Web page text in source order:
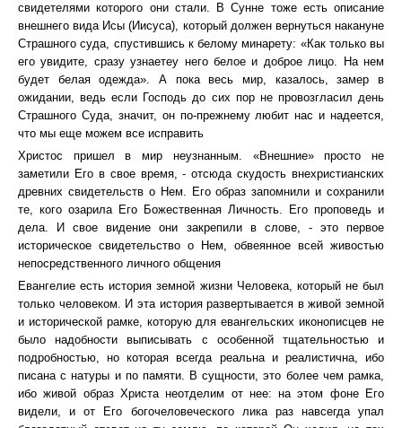
свидетелями которого они стали. В Сунне тоже есть описание
внешнего вида Исы (Иисуса), который должен вернуться накануне
Страшного суда, спустившись к белому минарету: «Как только вы
его увидите, сразу узнаетеу него белое и доброе лицо. На нем
будет белая одежда». А пока весь мир, казалось, замер в
ожидании, ведь если Господь до сих пор не провозгласил день
Страшного Суда, значит, он по-прежнему любит нас и надеется,
что мы еще можем все исправить
Христос пришел в мир неузнанным. «Внешние» просто не
заметили Его в свое время, - отсюда скудость внехристианских
древних свидетельств о Нем. Его образ запомнили и сохранили
те, кого озарила Его Божественная Личность. Его проповедь и
дела. И свое видение они закрепили в слове, - это первое
историческое свидетельство о Нем, обвеянное всей живостью
непосредственного личного общения
Евангелие есть история земной жизни Человека, который не был
только человеком. И эта история развертывается в живой земной
и исторической рамке, которую для евангельских иконописцев не
было надобности выписывать с особенной тщательностью и
подробностью, но которая всегда реальна и реалистична, ибо
писана с натуры и по памяти. В сущности, это более чем рамка,
ибо живой образ Христа неотделим от нее: на этом фоне Его
видели, и от Его богочеловеческого лика раз навсегда упал